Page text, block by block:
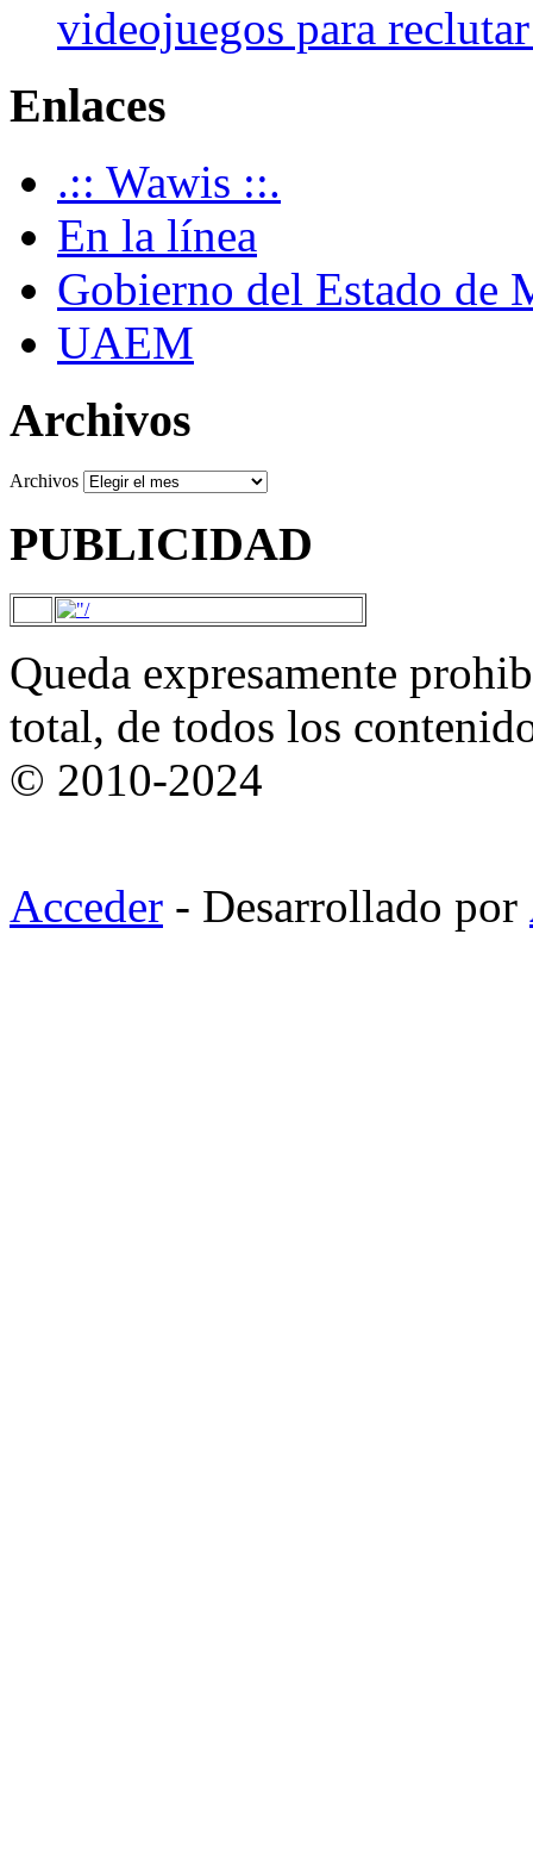
videojuegos para
Enlaces
.:: Wawis ::.
En la línea
Gobierno del Estado de
UAEM
Archivos
Archivos
PUBLICIDAD
Queda expresamente
total, de todos los
© 2010-2024
Acceder - Desarrollado por